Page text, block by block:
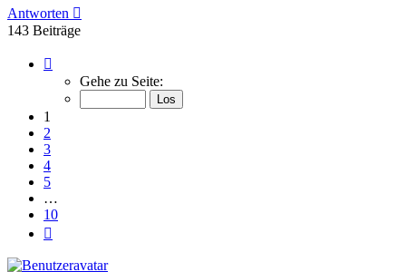
Antworten
143 Beiträge
von
Gehe zu Seite:
1
2
3
4
5
…
10